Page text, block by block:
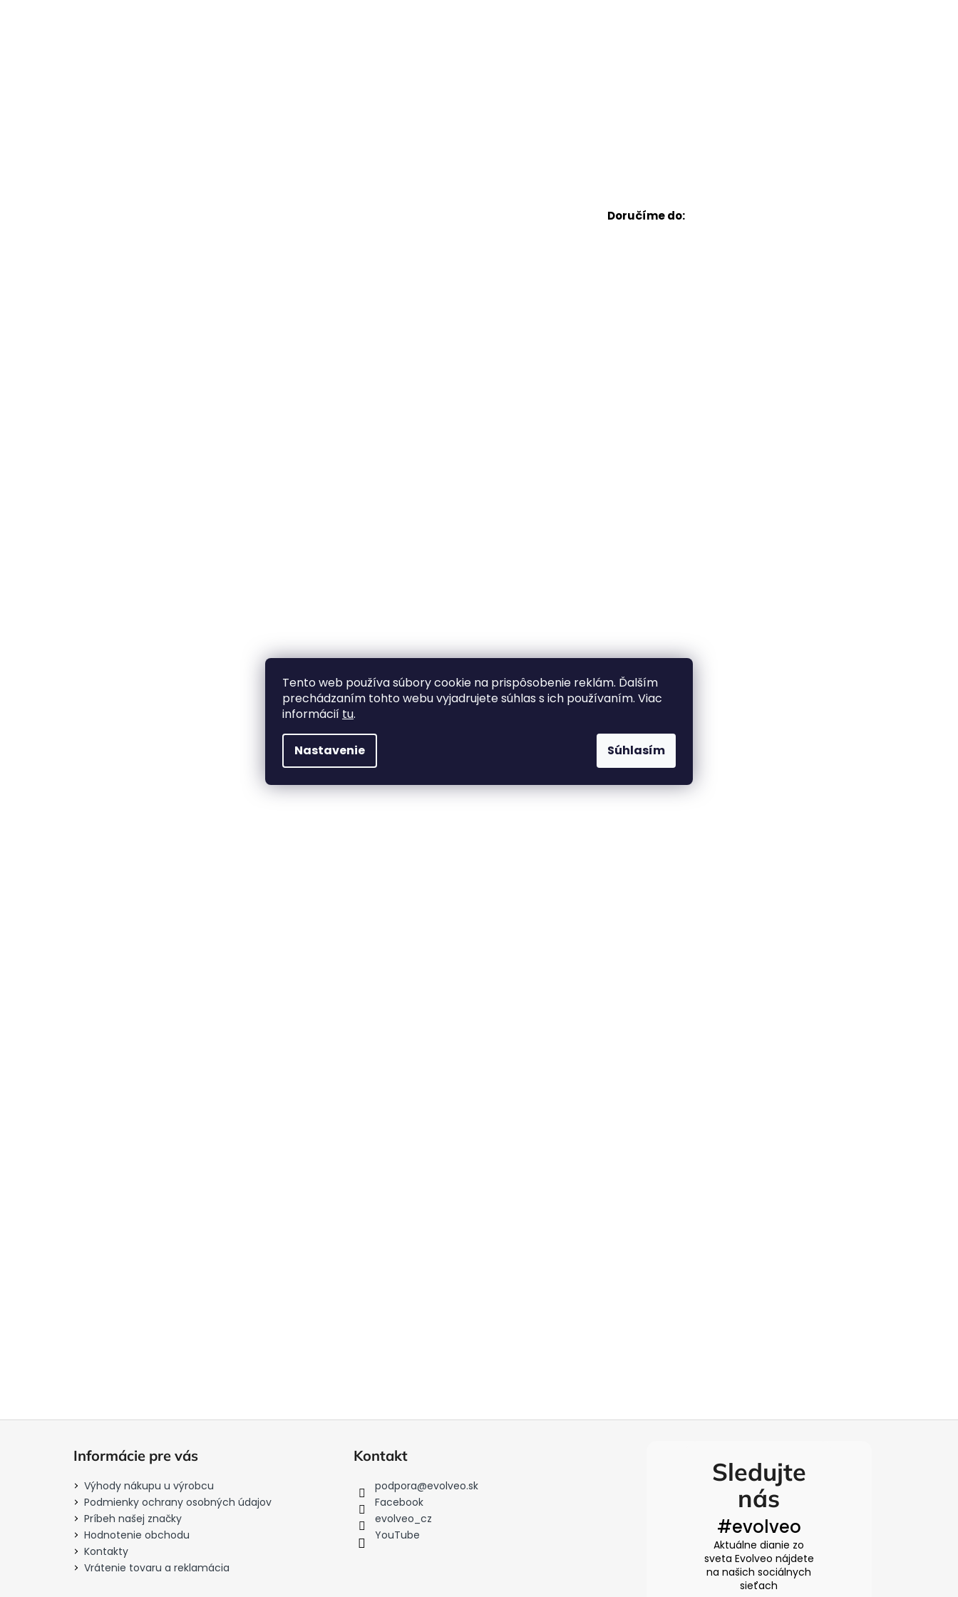
Tento web používa súbory cookie na prispôsobenie reklám. Ďalším
prechádzaním tohto webu vyjadrujete súhlas s ich používaním. Viac
informácií tu.
Nastavenie Súhlasím
Informácie pre vás
Výhody nákupu u výrobcu
Podmienky ochrany osobných údajov
Príbeh našej značky
Hodnotenie obchodu
Kontakty
Vrátenie tovaru a reklamácia
Kontakt
podpora@evolveo.sk
Facebook
evolveo_cz
YouTube
Sledujte
nás
#evolveo
Aktuálne dianie zo
sveta Evolveo nájdete
na našich sociálnych
sieťach